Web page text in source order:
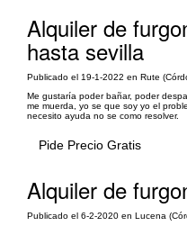
Alquiler de
hasta sevilla
Publicado el 19-1-2022 en Rute
Me gustaría poder bañar, poder
me muerda, yo se que soy yo el
necesito ayuda no se como resolver.
Pide Precio Gratis
Alquiler de
Publicado el 6-2-2020 en Lucena